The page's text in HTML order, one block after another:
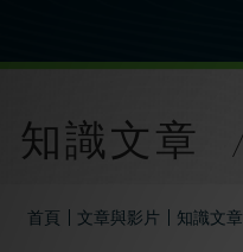
知識文章
首頁 文章與影片 知識文章